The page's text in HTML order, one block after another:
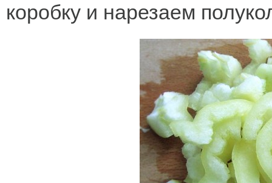
коробку и нарезаем